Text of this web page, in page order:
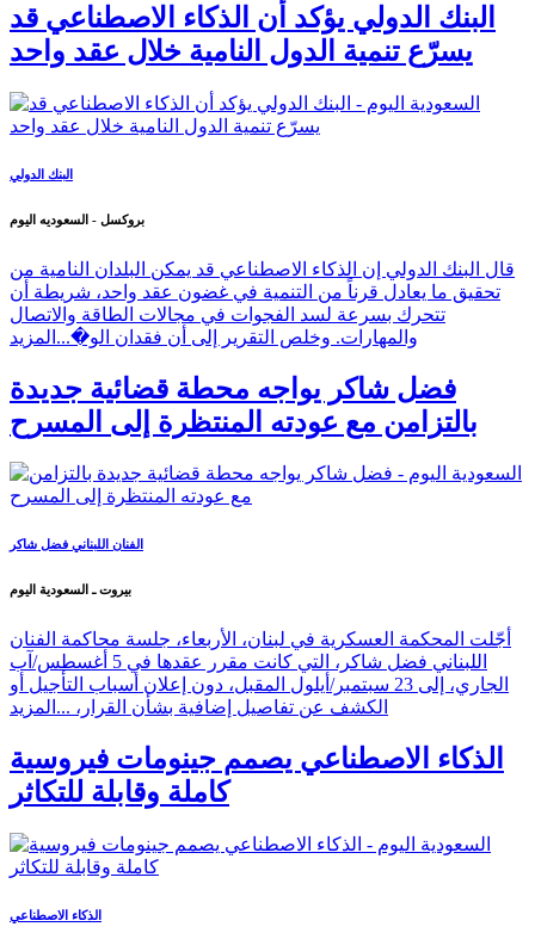
البنك الدولي يؤكد أن الذكاء الاصطناعي قد
يسرّع تنمية الدول النامية خلال عقد واحد
البنك الدولي
بروكسل - السعوديه اليوم
قال البنك الدولي إن الذكاء الاصطناعي قد يمكن البلدان النامية من
تحقيق ما يعادل قرناً من التنمية في غضون عقد واحد، شريطة أن
تتحرك بسرعة لسد الفجوات في مجالات الطاقة والاتصال
والمهارات. وخلص التقرير إلى أن فقدان الو�... المزيد
فضل شاكر يواجه محطة قضائية جديدة
بالتزامن مع عودته المنتظرة إلى المسرح
الفنان اللبناني فضل شاكر
بيروت ـ السعودية اليوم
أجّلت المحكمة العسكرية في لبنان، الأربعاء، جلسة محاكمة الفنان
اللبناني فضل شاكر، التي كانت مقرر عقدها في 5 أغسطس/آب
الجاري، إلى 23 سبتمبر/أيلول المقبل، دون إعلان أسباب التأجيل أو
الكشف عن تفاصيل إضافية بشأن القرار، ... المزيد
الذكاء الاصطناعي يصمم جينومات فيروسية
كاملة وقابلة للتكاثر
الذكاء الاصطناعي